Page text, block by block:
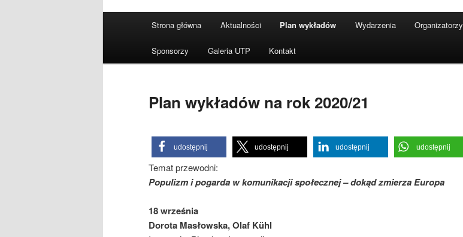
Strona główna Aktualności Plan wykładów Wydarzenia Organizatorzy
Sponsorzy Galeria UTP Kontakt
Plan wykładów na rok 2020/21
udostępnij udostępnij udostępnij udostępnij
Temat przewodni:
Populizm i pogarda w komunikacji społecznej – dokąd zmierza Europa
18 września
Dorota Masłowska, Olaf Kühl